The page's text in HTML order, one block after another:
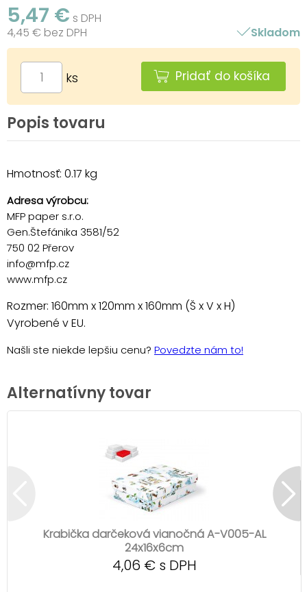
5,47 € s DPH
4,45 € bez DPH
Skladom
ks Pridať do košíka
Popis tovaru
Hmotnosť: 0.17 kg
Adresa výrobcu:
MFP paper s.r.o.
Gen.Štefánika 3581/52
750 02 Přerov
info@mfp.cz
www.mfp.cz
Rozmer: 160mm x 120mm x 160mm (Š x V x H)
Vyrobené v EU.
Našli ste niekde lepšiu cenu? Povedzte nám to!
Alternatívny tovar
Krabička darčeková vianočná A-V005-AL
24x16x6cm
4,06 € s DPH